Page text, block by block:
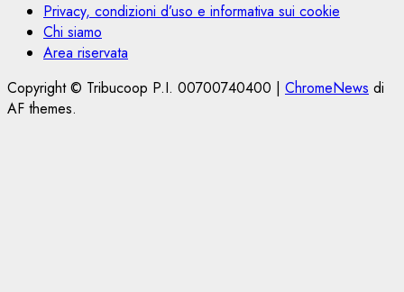
Privacy, condizioni d’uso e informativa sui cookie
Chi siamo
Area riservata
Copyright © Tribucoop P.I. 00700740400 | ChromeNews di
AF themes.